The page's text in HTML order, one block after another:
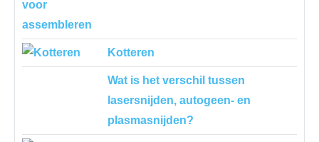
Kotteren
Wat is het verschil tussen
lasersnijden, autogeen- en
plasmasnijden?